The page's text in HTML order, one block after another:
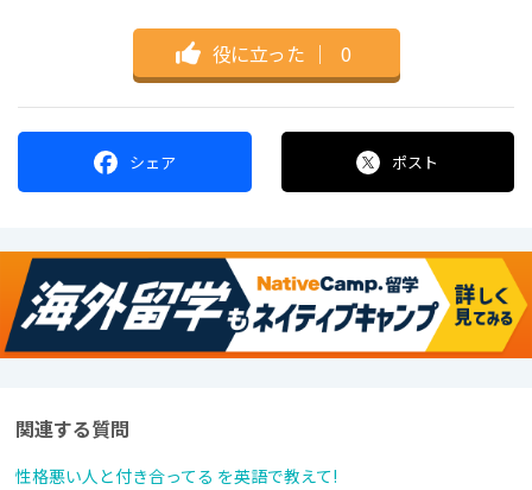
役に立った ｜ 0
シェア ポスト
関連する質問
性格悪い人と付き合ってる を英語で教えて!